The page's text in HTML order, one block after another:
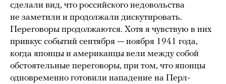
сделали вид, что российского недовольства
не заметили и продолжали дискутировать.
Переговоры продолжаются. Хотя я чувствую в них
привкус событий сентября — ноября 1941 года,
когда японцы и американцы вели между собой
обстоятельные переговоры, при том, что японцы
одновременно готовили нападение на Перл-